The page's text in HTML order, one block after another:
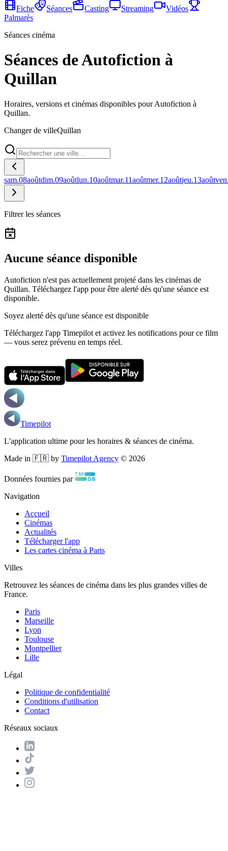
Fiche
Séances Casting Streaming
Vidéos
Palmarès
Séances cinéma
Séances de Autofiction à
Quillan
Horaires, versions et cinémas disponibles pour Autofiction à
Quillan.
Changer de villeQuillan
sam.08aoûtdim.09aoûtlun.10aoûtmar.11aoûtmer.12aoûtjeu.13août
Filtrer les séances
Aucune séance disponible
Autofiction n'est pas actuellement projeté dans les cinémas de
Quillan. Téléchargez l'app pour être alerté dès qu'une séance est
disponible.
Soyez alerté dès qu'une séance est disponible
Téléchargez l'app Timepilot et activez les notifications pour ce film
— vous serez prévenu en temps réel.
Timepilot
L'application ultime pour les horaires & séances de cinéma.
Made in 🇫🇷 by Timepilot Agency © 2026
Données fournies par
Navigation
Accueil
Cinémas
Actualités
Télécharger l'app
Les cartes cinéma à Paris
Villes
Retrouvez les séances de cinéma dans les plus grandes villes de
France.
Paris
Marseille
Lyon
Toulouse
Montpellier
Lille
Légal
Politique de confidentialité
Conditions d'utilisation
Contact
Réseaux sociaux